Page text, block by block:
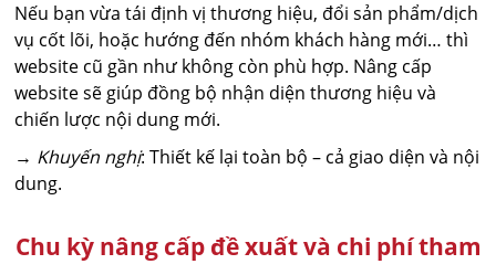
Nếu bạn vừa tái định vị thương hiệu, đổi sản phẩm/dịch
vụ cốt lõi, hoặc hướng đến nhóm khách hàng mới… thì
website cũ gần như không còn phù hợp. Nâng cấp
website sẽ giúp đồng bộ nhận diện thương hiệu và
chiến lược nội dung mới.
→ Khuyến nghị: Thiết kế lại toàn bộ – cả giao diện và nội
dung.
Chu kỳ nâng cấp đề xuất và chi phí tham